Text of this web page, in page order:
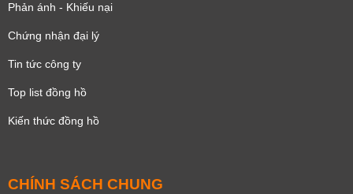
Phản ánh - Khiếu nại
Chứng nhận đại lý
Tin tức công ty
Top list đồng hồ
Kiến thức đồng hồ
CHÍNH SÁCH CHUNG